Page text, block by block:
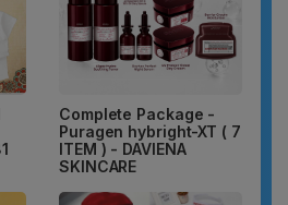
Complete Package -
Puragen hybright-XT ( 7
ITEM ) - DAVIENA
SKINCARE